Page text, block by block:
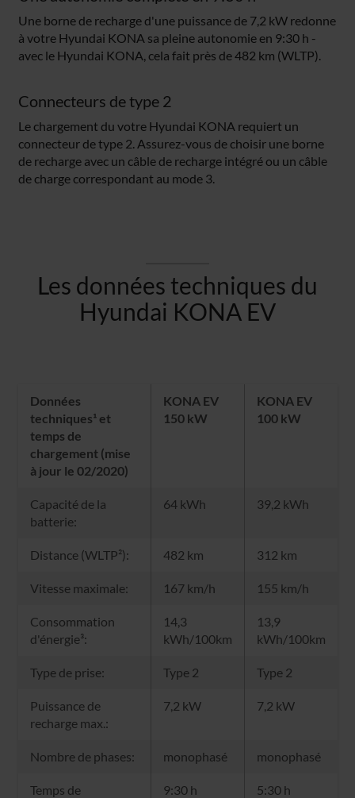
Une borne de recharge d'une puissance de 7,2 kW redonne
à votre Hyundai KONA sa pleine autonomie en 9:30 h -
avec le Hyundai KONA, cela fait près de 482 km (WLTP).
Connecteurs de type 2
Le chargement du votre Hyundai KONA requiert un
connecteur de type 2. Assurez-vous de choisir une borne
de recharge avec un câble de recharge intégré ou un câble
de charge correspondant au mode 3.
Les données techniques du
Hyundai KONA EV
Données
techniques¹ et
temps de
chargement (mise
à jour le 02/2020)
KONA EV
150 kW
KONA EV
100 kW
Capacité de la
batterie:
64 kWh 39,2 kWh
Distance (WLTP²): 482 km 312 km
Vitesse maximale: 167 km/h 155 km/h
Consommation
d'énergie³:
14,3
kWh/100km
13,9
kWh/100km
Type de prise: Type 2 Type 2
Puissance de
recharge max.:
7,2 kW 7,2 kW
Nombre de phases: monophasé monophasé
Temps de 9:30 h 5:30 h